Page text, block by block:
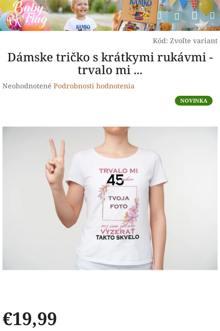
Prejsť
na
obsah
Hľadať
Kód: Zvoľte variant
Dámske tričko s krátkymi rukávmi -
trvalo mi ...
Priemerné
0,0
Neohodnotené Podrobnosti hodnotenia
NOVINKA
€19,99